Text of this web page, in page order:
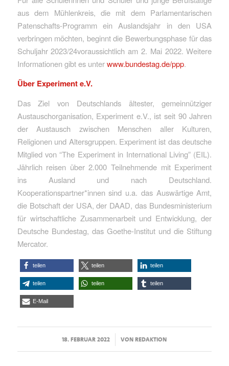
aus dem Mühlenkreis, die mit dem Parlamentarischen
Patenschafts-Programm ein Auslandsjahr in den USA
verbringen möchten, beginnt die Bewerbungsphase für das
Schuljahr 2023/24voraussichtlich am 2. Mai 2022. Weitere
Informationen gibt es unterwww.bundestag.de/ppp.
Über Experiment e.V.
Das Ziel von Deutschlands ältester, gemeinnütziger
Austauschorganisation, Experiment e.V., ist seit 90 Jahren
der Austausch zwischen Menschen aller Kulturen,
Religionen und Altersgruppen. Experiment ist das deutsche
Mitglied von “The Experiment in International Living” (EIL).
Jährlich reisen über 2.000 Teilnehmende mit Experiment
ins Ausland und nach Deutschland.
Kooperationspartner*innen sind u.a. das Auswärtige Amt,
die Botschaft der USA, der DAAD, das Bundesministerium
für wirtschaftliche Zusammenarbeit und Entwicklung, der
Deutsche Bundestag, das Goethe-Institut und die Stiftung
Mercator.
teilen teilen teilen
teilen teilen teilen
E-Mail
18. FEBRUAR 2022
/ VONREDAKTION